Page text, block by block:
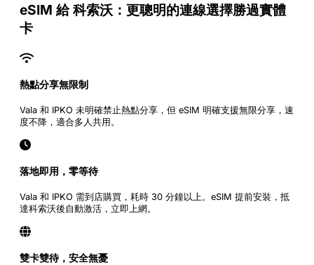
eSIM 給 科索沃：更聰明的連線選擇勝過實體
卡
熱點分享無限制
Vala 和 IPKO 未明確禁止熱點分享，但 eSIM 明確支援無限分享，速
度不降，適合多人共用。
落地即用，零等待
Vala 和 IPKO 需到店購買，耗時 30 分鐘以上。eSIM 提前安裝，抵
達科索沃後自動激活，立即上網。
雙卡雙待，安全無憂